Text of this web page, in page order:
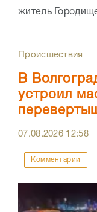
житель
Происшествия
В
устроил
07.08.2026 12:58
Комментарии